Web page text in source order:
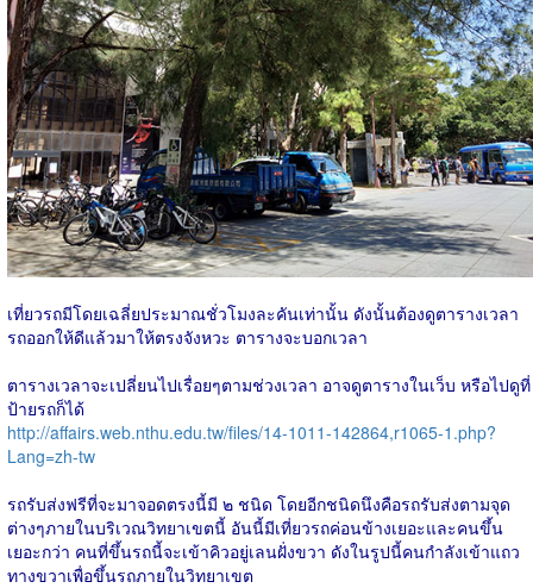
เที่ยวรถมีโดยเฉลี่ยประมาณชั่วโมงละคันเท่านั้น ดังนั้นต้องดูตารางเวลา
รถออกให้ดีแล้วมาให้ตรงจังหวะ ตารางจะบอกเวลา
ตารางเวลาจะเปลี่ยนไปเรื่อยๆตามช่วงเวลา อาจดูตารางในเว็บ หรือไปดูที่
ป้ายรถก็ได้
http://affairs.web.nthu.edu.tw/files/14-1011-142864,r1065-1.php?
Lang=zh-tw
รถรับส่งฟรีที่จะมาจอดตรงนี้มี ๒ ชนิด โดยอีกชนิดนึงคือรถรับส่งตามจุด
ต่างๆภายในบริเวณวิทยาเขตนี้ อันนี้มีเที่ยวรถค่อนข้างเยอะและคนขึ้น
เยอะกว่า คนที่ขึ้นรถนี้จะเข้าคิวอยู่เลนฝั่งขวา ดังในรูปนี้คนกำลังเข้าแถว
ทางขวาเพื่อขึ้นรถภายในวิทยาเขต